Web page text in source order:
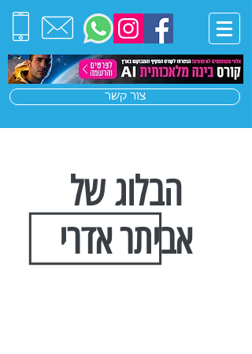
צור קשר
הבלוג של
אביתר אדרי